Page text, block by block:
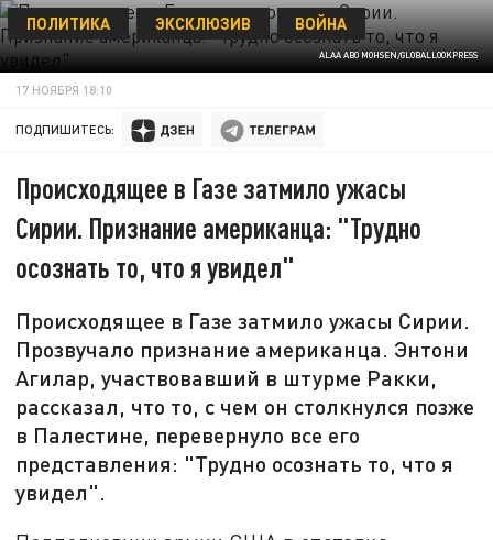
ALAA ABO MOHSEN/GLOBALLOOKPRESS
ПОЛИТИКА ЭКСКЛЮЗИВ ВОЙНА
17 НОЯБРЯ 18:10
ПОДПИШИТЕСЬ:
Происходящее в Газе затмило ужасы
Сирии. Признание американца: "Трудно
осознать то, что я увидел"
Происходящее в Газе затмило ужасы Сирии.
Прозвучало признание американца. Энтони
Агилар, участвовавший в штурме Ракки,
рассказал, что то, с чем он столкнулся позже
в Палестине, перевернуло все его
представления: "Трудно осознать то, что я
увидел".